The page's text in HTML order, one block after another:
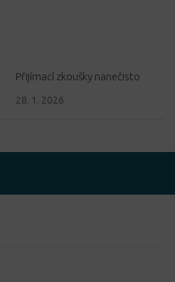
Přijímací zkoušky nanečisto
28. 1. 2026